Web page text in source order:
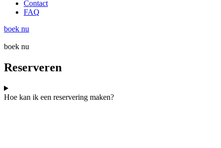
Contact
FAQ
boek nu
boek nu
Reserveren
Hoe kan ik een reservering maken?